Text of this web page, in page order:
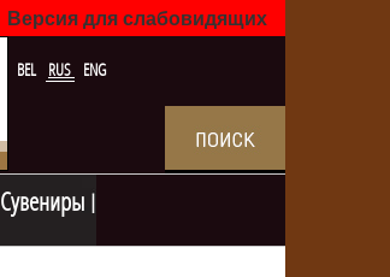
Версия для слабовидящих
BEL RUS ENG
Сувениры